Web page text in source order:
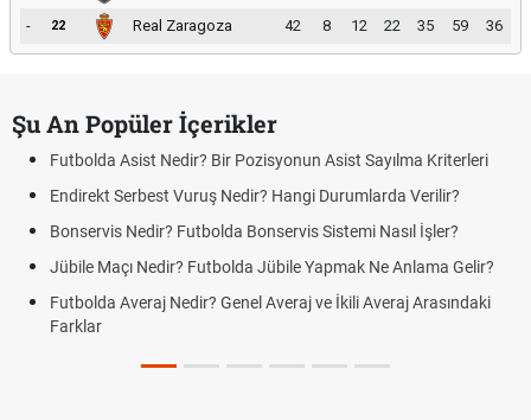
-
22 Real Zaragoza 42 8 12 22 35 59 36
Şu An Popüler İçerikler
Futbolda Asist Nedir? Bir Pozisyonun Asist Sayılma Kriterleri
Endirekt Serbest Vuruş Nedir? Hangi Durumlarda Verilir?
Bonservis Nedir? Futbolda Bonservis Sistemi Nasıl İşler?
Jübile Maçı Nedir? Futbolda Jübile Yapmak Ne Anlama Gelir?
Futbolda Averaj Nedir? Genel Averaj ve İkili Averaj Arasındaki
Farklar